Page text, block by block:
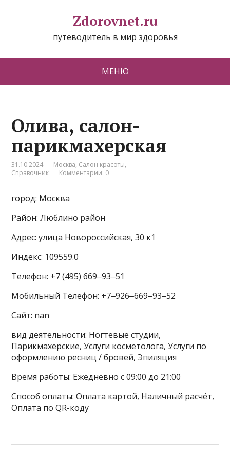
Zdorovnet.ru
путеводитель в мир здоровья
МЕНЮ
Олива, салон-
парикмахерская
31.10.2024 Москва, Салон красоты,
Справочник
Комментарии: 0
город: Москва
Район: Люблино район
Адрес: улица Новороссийская, 30 к1
Индекс: 109559.0
Телефон: +7 (495) 669‒93‒51
Мобильный Телефон: +7‒926‒669‒93‒52
Сайт: nan
вид деятельности: Ногтевые студии,
Парикмахерские, Услуги косметолога, Услуги по
оформлению ресниц / бровей, Эпиляция
Время работы: Ежедневно с 09:00 до 21:00
Способ оплаты: Оплата картой, Наличный расчёт,
Оплата по QR-коду